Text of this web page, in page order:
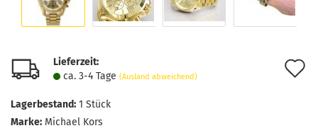
Lieferzeit:
ca. 3-4 Tage (Ausland abweichend)
Lagerbestand: 1 Stück
Marke: Michael Kors